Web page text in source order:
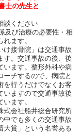
士の先生と
談ください
及び治療の必要性・相
ます。
け接骨院」は交通事故
す。交通事故の後、後
います。整形外科や病
ーチするので、病院と
を行うだけでなくお客
いますので交通事故後
ます。
式会社船井総合研究所
中でも多くの交通事故
大賞」という名誉ある